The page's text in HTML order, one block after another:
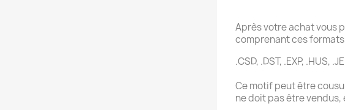
Après votre achat vous
comprenant ces formats
.CSD, .DST, .EXP, .HUS,
Ce motif peut être
ne doit pas être